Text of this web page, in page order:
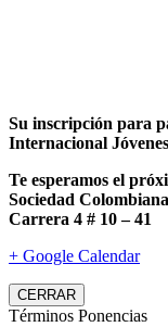
Su inscripción para
Internacional
Te esperamos el
Sociedad
Carrera 4 # 10 – 41
+ Google Calendar
CERRAR
Términos Ponencias